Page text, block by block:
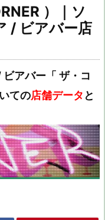
）｜ソ
/ ビアバー店
アバー「 ザ・コ
ての店舗データ と